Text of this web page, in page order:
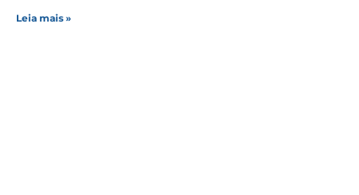
Leia mais »